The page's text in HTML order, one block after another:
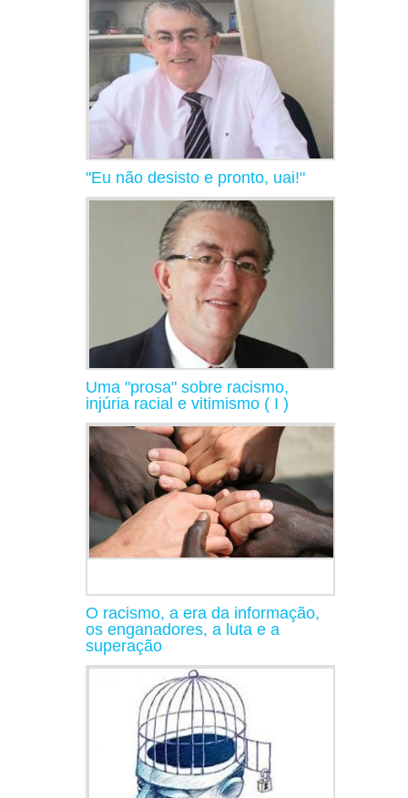
"Eu não desisto e pronto, uai!"
Uma "prosa" sobre racismo,
injúria racial e vitimismo ( I )
O racismo, a era da informação,
os enganadores, a luta e a
superação